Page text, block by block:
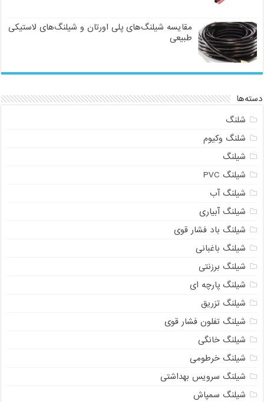
مقایسه شیلنگ‌های پلی اورتان و شیلنگ‌های لاستیکی
طبیعی
دسته‌ها
شلنگ
شلنگ وکیوم
شیلنگ
شیلنگ PVC
شیلنگ آب
شیلنگ آبیاری
شیلنگ باد فشار قوی
شیلنگ باغبانی
شیلنگ برزنتی
شیلنگ پارچه‌ ای
شیلنگ تزریق
شیلنگ تفلون فشار قوی
شیلنگ خانگی
شیلنگ خرطومی
شیلنگ سرویس بهداشتی
شیلنگ سمپاش